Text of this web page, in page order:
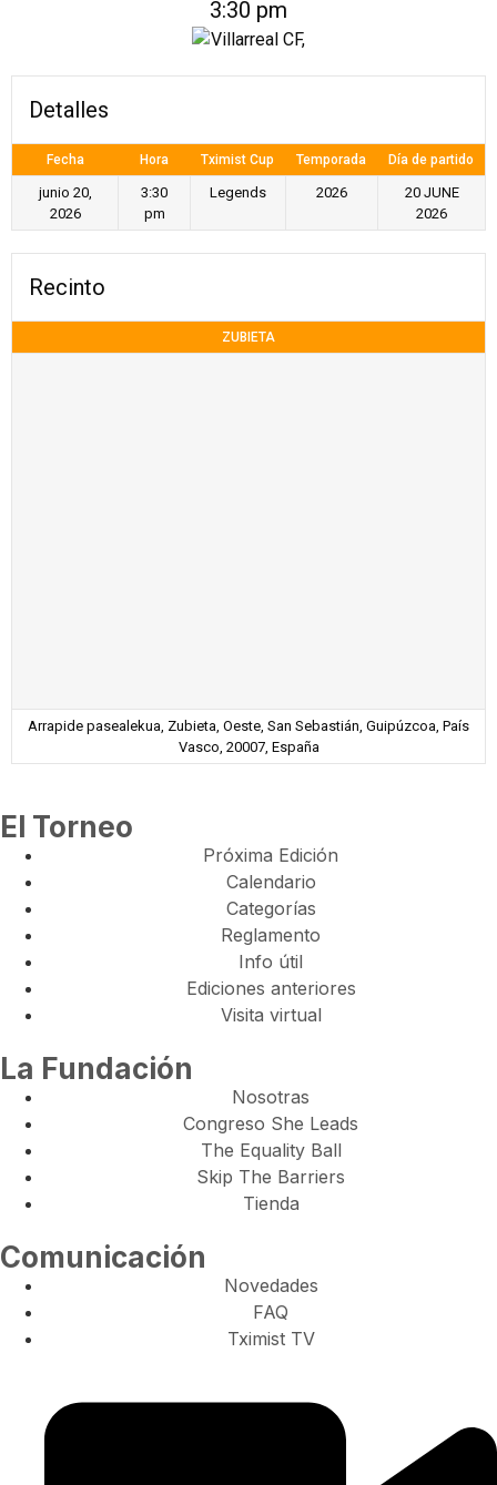
3:30 pm
Detalles
Fecha Hora Tximist Cup Temporada Día de partido
junio 20,
2026
3:30
pm
Legends 2026
20 JUNE
2026
Recinto
ZUBIETA
Arrapide pasealekua, Zubieta, Oeste, San Sebastián, Guipúzcoa, País
Vasco, 20007, España
El Torneo
Próxima Edición
Calendario
Categorías
Reglamento
Info útil
Ediciones anteriores
Visita virtual
La Fundación
Nosotras
Congreso She Leads
The Equality Ball
Skip The Barriers
Tienda
Comunicación
Novedades
FAQ
Tximist TV